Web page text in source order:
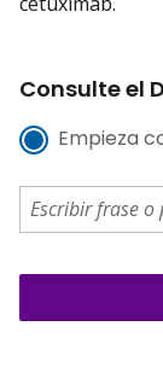
Consulte el
Empieza